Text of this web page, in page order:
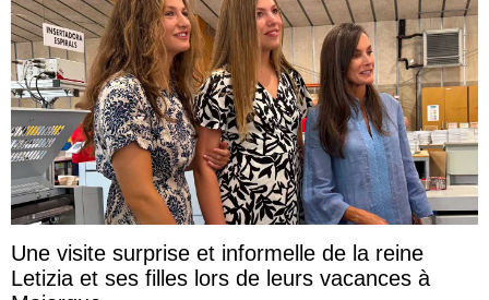
Une visite surprise et informelle de la reine
Letizia et ses filles lors de leurs vacances à